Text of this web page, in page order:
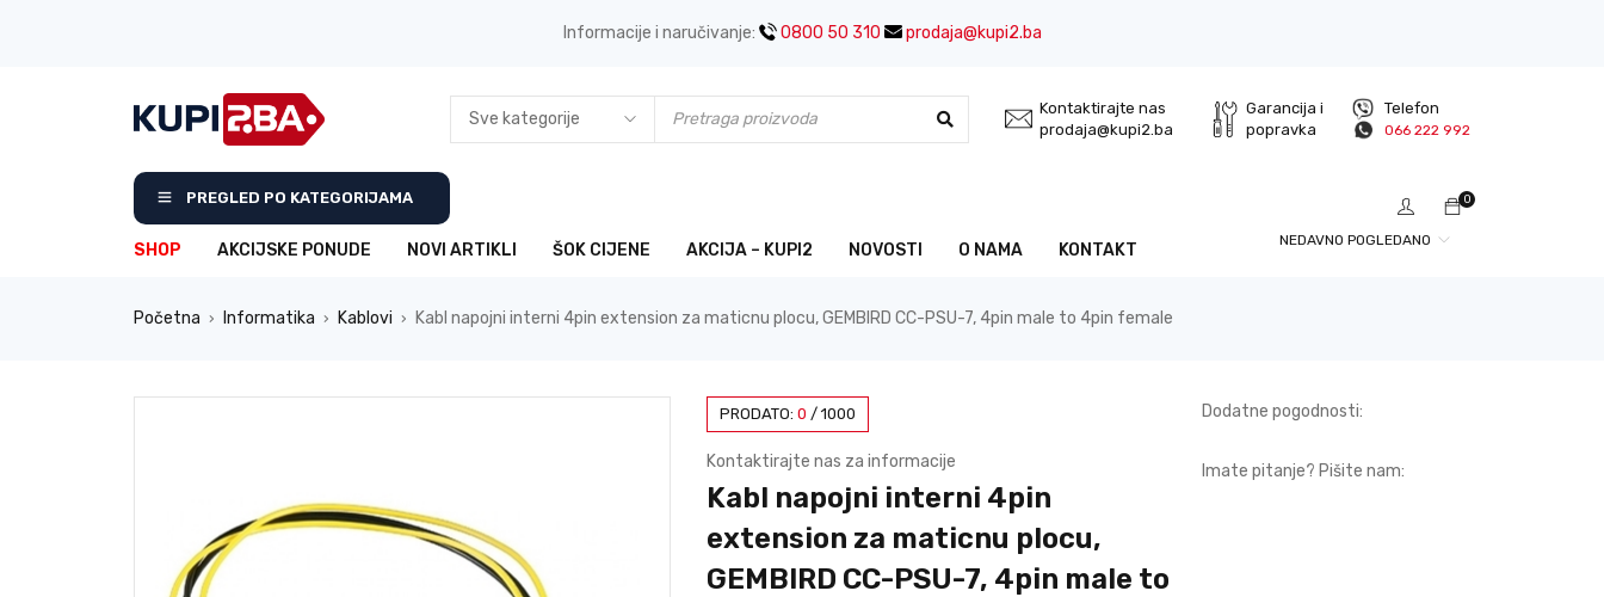
Informacije i naručivanje: 0800 50 310 prodaja@kupi2.ba
Kontaktirajte nas
prodaja@kupi2.ba
Garancija i
popravka
Telefon
066 222 992
PREGLED PO KATEGORIJAMA
SHOP AKCIJSKE PONUDE NOVI ARTIKLI ŠOK CIJENE AKCIJA – KUPI2 NOVOSTI O NAMA KONTAKT
0
NEDAVNO POGLEDANO
Početna › Informatika › Kablovi › Kabl napojni interni 4pin extension za maticnu plocu, GEMBIRD CC-PSU-7, 4pin male to 4pin female
PRODATO: 0 / 1000
Kontaktirajte nas za informacije
Kabl napojni interni 4pin
extension za maticnu plocu,
GEMBIRD CC-PSU-7, 4pin male to
Dodatne pogodnosti:
Imate pitanje? Pišite nam: